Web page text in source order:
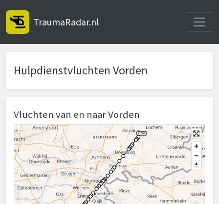
TraumaRadar.nl
Hulpdienstvluchten Vorden
Vluchten van en naar Vorden